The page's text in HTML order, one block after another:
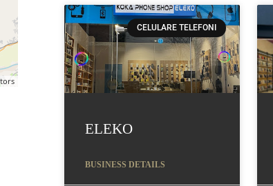
CELULARE TELEFONI
ELEKO
BUSINESS DETAILS